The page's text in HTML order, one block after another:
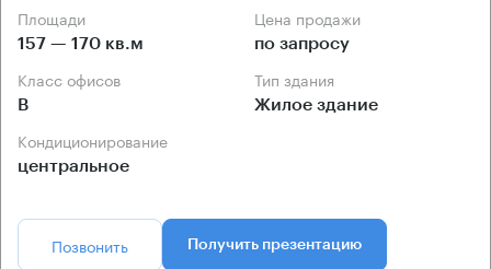
Площади
157 — 170 кв.м
Цена продажи
по запросу
Класс офисов
B
Тип здания
Жилое здание
Кондиционирование
центральное
Позвонить Получить презентацию